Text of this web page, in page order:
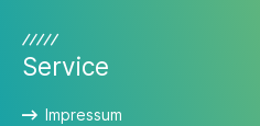
Service
Impressum